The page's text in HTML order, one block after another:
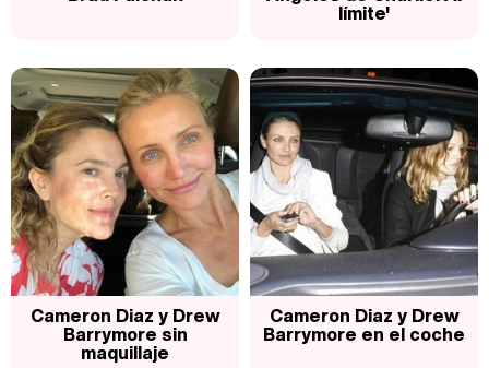
Manu Baqueiro: "Tuve como referente a Bruce Willis en 'Luz de Luna' para mi trabajo en la serie 'Perdiendo el juicio'"
Magdalena de Suecia responde a las críticas y explica por qué le han permitido lanzar su propio negocio
límite'
Cameron Diaz y Drew
Barrymore sin
maquillaje
Cameron Diaz y Drew
Barrymore en el coche